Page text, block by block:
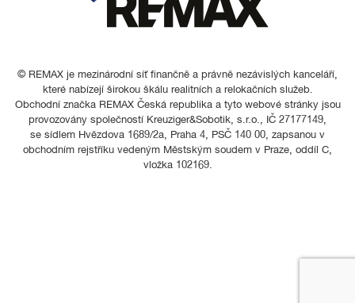
© REMAX je mezinárodní síť finančně a právně nezávislých kanceláří,
které nabízejí širokou škálu realitních a relokačních služeb.
Obchodní značka REMAX Česká republika a tyto webové stránky jsou
provozovány společností Kreuziger&Sobotik, s.r.o., IČ 27177149,
se sídlem Hvězdova 1689/2a, Praha 4, PSČ 140 00, zapsanou v
obchodním rejstříku vedeným Městským soudem v Praze, oddíl C,
vložka 102169.